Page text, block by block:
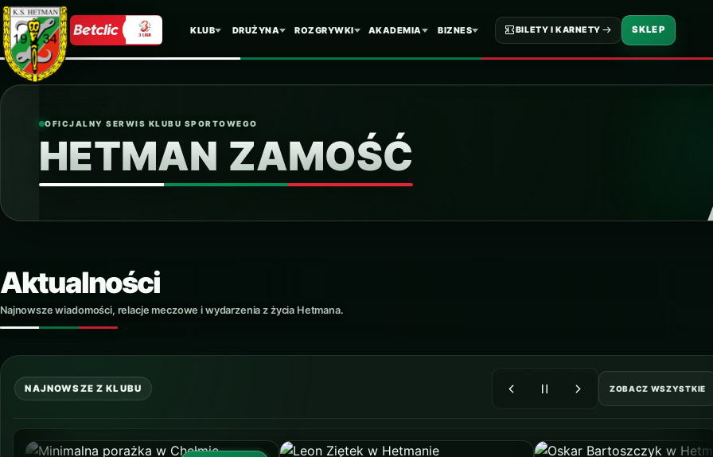
KLUB DRUŻYNA ROZGRYWKI AKADEMIA BIZNES BILETY I KARNETY SKLEP
OFICJALNY SERWIS KLUBU SPORTOWEGO
HETMAN ZAMOŚĆ
Aktualności
Najnowsze wiadomości, relacje meczowe i wydarzenia z życia Hetmana.
NAJNOWSZE Z KLUBU ZOBACZ WSZYSTKIE